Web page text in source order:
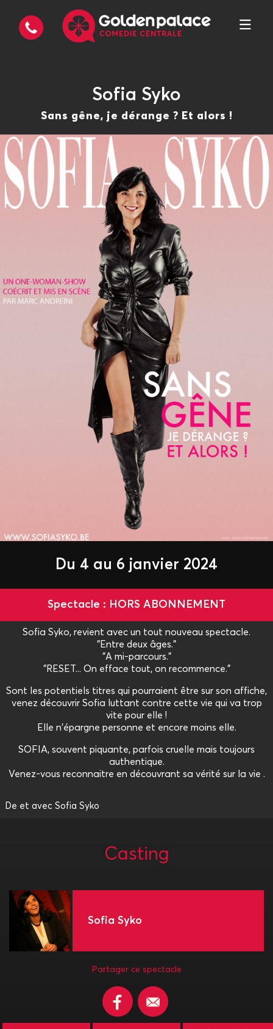
Sofia Syko
Sans gêne, je dérange ? Et alors !
Du 4 au 6 janvier 2024
Spectacle : HORS ABONNEMENT
Sofia Syko, revient avec un tout nouveau spectacle.
"Entre deux âges."
"A mi-parcours."
"RESET... On efface tout, on recommence."
Sont les potentiels titres qui pourraient être sur son affiche,
venez découvrir Sofia luttant contre cette vie qui va trop
vite pour elle !
Elle n'épargne personne et encore moins elle.
SOFIA, souvent piquante, parfois cruelle mais toujours
authentique.
Venez-vous reconnaitre en découvrant sa vérité sur la vie .
De et avec Sofia Syko
Casting
Sofia Syko
Partager ce spectacle